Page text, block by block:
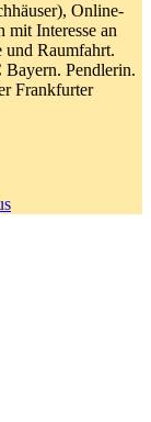
Online-
mit Interesse an
und Raumfahrt.
Pendlerin.
Frankfurter